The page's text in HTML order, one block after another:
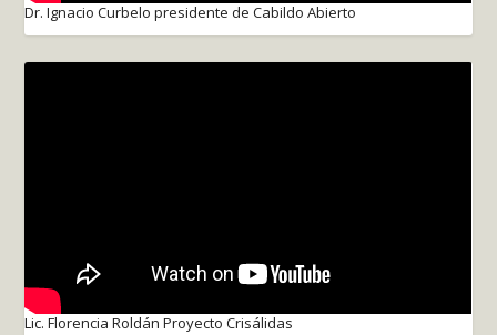
Dr. Ignacio Curbelo presidente de Cabildo Abierto
Lic. Florencia Roldán Proyecto Crisálidas